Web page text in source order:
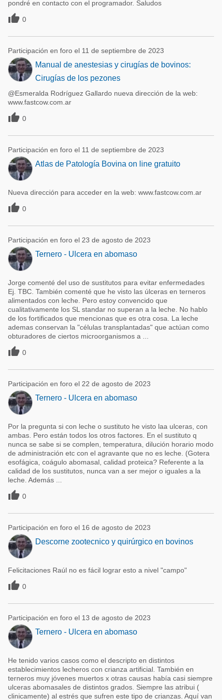
pondré en contacto con el programador. Saludos
 0
Participación en foro el 11 de septiembre de 2023
Manual de anestesias y cirugías de bovinos:
Cirugías de los pezones
@Esmeralda Rodríguez Gallardo nueva dirección de la web:
www.fastcow.com.ar
 0
Participación en foro el 11 de septiembre de 2023
Atlas de Patología Bovina on line gratuito
Nueva dirección para acceder en la web: www.fastcow.com.ar
 0
Participación en foro el 23 de agosto de 2023
Ternero - Ulcera en abomaso
Jorge comenté del uso de sustitutos para evitar enfermedades
Ej. TBC. También comenté que he visto las úlceras en terneros
alimentados con leche. Pero estoy convencido que
cualitativamente los SL standar no superan a la leche. No hablo
de los fortificados que mencionas que es otra cosa. La leche
ademas conservan la "células transplantadas" que actúan como
obturadores de ciertos microorganismos a ...
 0
Participación en foro el 22 de agosto de 2023
Ternero - Ulcera en abomaso
Por la pregunta si con leche o sustituto he visto laa ulceras, con
ambas. Pero están todos los otros factores. En el sustituto q
nunca se sabe si se complen, temperatura, dilución horario modo
de administración etc con el agravante que no es leche. (Gotera
esofágica, coágulo abomasal, calidad proteica? Referente a la
calidad de los sustitutos, nunca van a ser mejor o iguales a la
leche. Además ...
 0
Participación en foro el 16 de agosto de 2023
Descorne zootecnico y quirúrgico en bovinos
Felicitaciones Raúl no es fácil lograr esto a nivel "campo"
 0
Participación en foro el 13 de agosto de 2023
Ternero - Ulcera en abomaso
He tenido varios casos como el descripto en distintos
establecimientos lecheros con crianza artificial. También en
terneros muy jóvenes muertos x otras causas había casi siempre
ulceras abomasales de distintos grados. Siempre las atribui (
clinicamente) al estrés que sufren este tipo de crianzas. Aquí van